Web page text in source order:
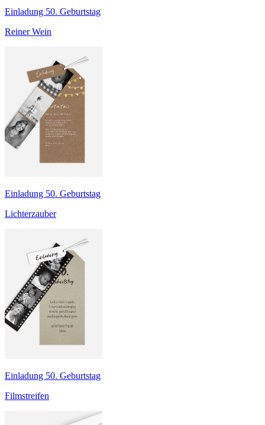
Einladung 50. Geburtstag
Reiner Wein
Einladung 50. Geburtstag
Lichterzauber
Einladung 50. Geburtstag
Filmstreifen